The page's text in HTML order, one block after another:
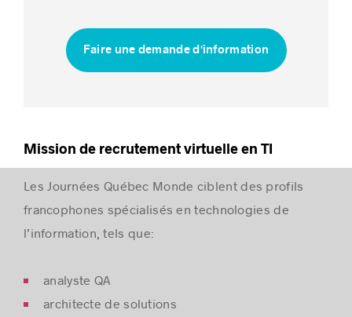
Faire une demande d'information
Mission de recrutement virtuelle en TI
Les Journées Québec Monde ciblent des profils
francophones spécialisés en technologies de
l’information, tels que:
analyste QA
architecte de solutions